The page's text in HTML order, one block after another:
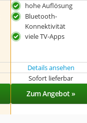
hohe Auflösung
Bluetooth-
Konnektivität
viele TV-Apps
Details ansehen
Sofort lieferbar
Zum Angebot »